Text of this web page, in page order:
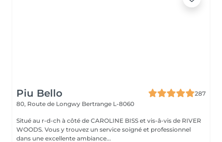
Piu Bello
287
80, Route de Longwy Bertrange L-8060
Situé au r-d-ch à côté de CAROLINE BISS et vis-â-vis de RIVER
WOODS. Vous y trouvez un service soigné et professionnel
dans une excellente ambiance...